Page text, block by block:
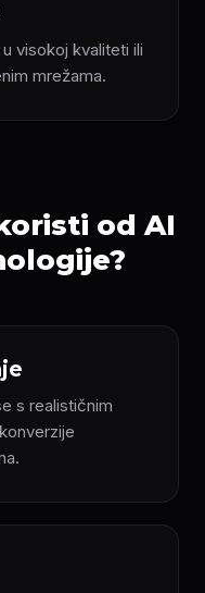
visokoj kvaliteti ili
mrežama.
od AI
s realističnim